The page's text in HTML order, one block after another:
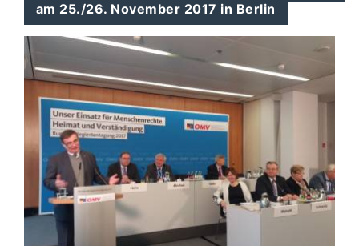
am 25./26. November 2017 in Berlin